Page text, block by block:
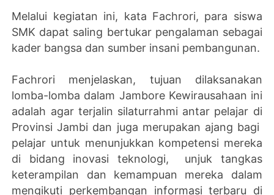
Melalui kegiatan ini, kata Fachrori, para siswa
SMK dapat saling bertukar pengalaman sebagai
kader bangsa dan sumber insani pembangunan.
Fachrori menjelaskan, tujuan dilaksanakan
lomba-lomba dalam Jambore Kewirausahaan ini
adalah agar terjalin silaturrahmi antar pelajar di
Provinsi Jambi dan juga merupakan ajang bagi
pelajar untuk menunjukkan kompetensi mereka
di bidang inovasi teknologi, unjuk tangkas
keterampilan dan kemampuan mereka dalam
mengikuti perkembangan informasi terbaru di